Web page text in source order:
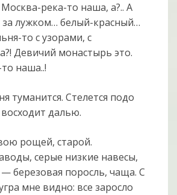
река-то наша, а?.. А
лужком… белый-красный…
то с узорами, с
Девичий монастырь это.
наша..!
туманится. Стелется подо
далью.
рощей, старой.
серые низкие навесы,
березовая поросль, чаща. С
мне видно: все заросло